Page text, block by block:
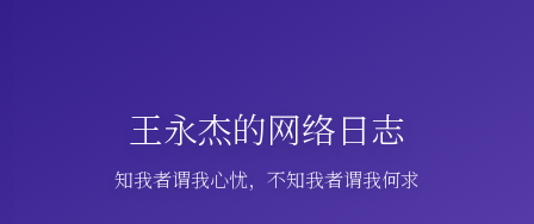
王永杰的网络日志
知我者谓我心忧，不知我者谓我何求